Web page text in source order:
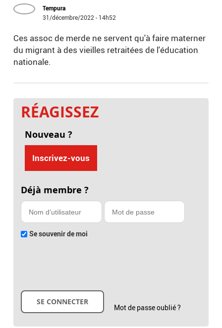
Tempura
31/décembre/2022 - 14h52
Ces assoc de merde ne servent qu'à faire materner
du migrant à des vieilles retraitées de l'éducation
nationale.
RÉAGISSEZ
Nouveau ?
Inscrivez-vous
Déjà membre ?
Se souvenir de moi
Mot de passe oublié ?